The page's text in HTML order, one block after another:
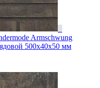
Armschwung
500x40x50 мм